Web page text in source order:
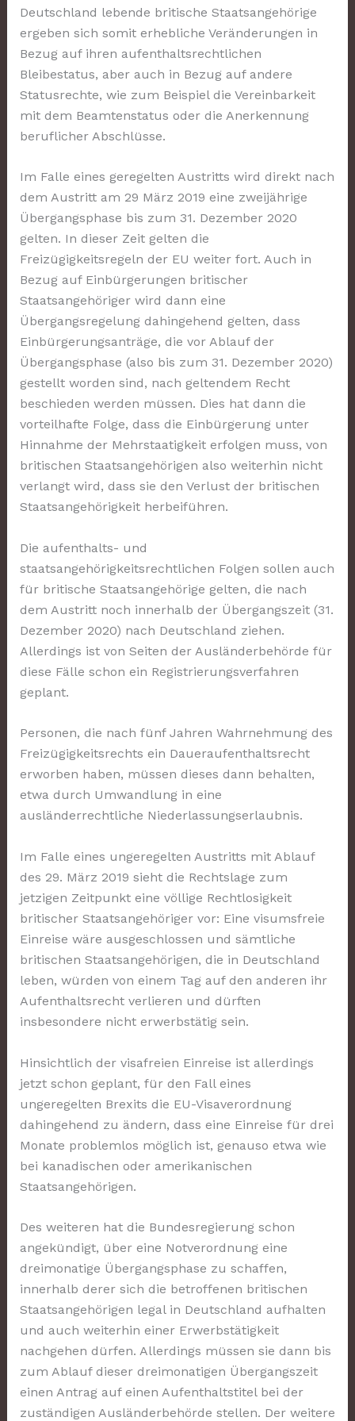
Deutschland lebende britische Staatsangehörige
ergeben sich somit erhebliche Veränderungen in
Bezug auf ihren aufenthaltsrechtlichen
Bleibestatus, aber auch in Bezug auf andere
Statusrechte, wie zum Beispiel die Vereinbarkeit
mit dem Beamtenstatus oder die Anerkennung
beruflicher Abschlüsse.
Im Falle eines geregelten Austritts wird direkt nach
dem Austritt am 29 März 2019 eine zweijährige
Übergangsphase bis zum 31. Dezember 2020
gelten. In dieser Zeit gelten die
Freizügigkeitsregeln der EU weiter fort. Auch in
Bezug auf Einbürgerungen britischer
Staatsangehöriger wird dann eine
Übergangsregelung dahingehend gelten, dass
Einbürgerungsanträge, die vor Ablauf der
Übergangsphase (also bis zum 31. Dezember 2020)
gestellt worden sind, nach geltendem Recht
beschieden werden müssen. Dies hat dann die
vorteilhafte Folge, dass die Einbürgerung unter
Hinnahme der Mehrstaatigkeit erfolgen muss, von
britischen Staatsangehörigen also weiterhin nicht
verlangt wird, dass sie den Verlust der britischen
Staatsangehörigkeit herbeiführen.
Die aufenthalts- und
staatsangehörigkeitsrechtlichen Folgen sollen auch
für britische Staatsangehörige gelten, die nach
dem Austritt noch innerhalb der Übergangszeit (31.
Dezember 2020) nach Deutschland ziehen.
Allerdings ist von Seiten der Ausländerbehörde für
diese Fälle schon ein Registrierungsverfahren
geplant.
Personen, die nach fünf Jahren Wahrnehmung des
Freizügigkeitsrechts ein Daueraufenthaltsrecht
erworben haben, müssen dieses dann behalten,
etwa durch Umwandlung in eine
ausländerrechtliche Niederlassungserlaubnis.
Im Falle eines ungeregelten Austritts mit Ablauf
des 29. März 2019 sieht die Rechtslage zum
jetzigen Zeitpunkt eine völlige Rechtlosigkeit
britischer Staatsangehöriger vor: Eine visumsfreie
Einreise wäre ausgeschlossen und sämtliche
britischen Staatsangehörigen, die in Deutschland
leben, würden von einem Tag auf den anderen ihr
Aufenthaltsrecht verlieren und dürften
insbesondere nicht erwerbstätig sein.
Hinsichtlich der visafreien Einreise ist allerdings
jetzt schon geplant, für den Fall eines
ungeregelten Brexits die EU-Visaverordnung
dahingehend zu ändern, dass eine Einreise für drei
Monate problemlos möglich ist, genauso etwa wie
bei kanadischen oder amerikanischen
Staatsangehörigen.
Des weiteren hat die Bundesregierung schon
angekündigt, über eine Notverordnung eine
dreimonatige Übergangsphase zu schaffen,
innerhalb derer sich die betroffenen britischen
Staatsangehörigen legal in Deutschland aufhalten
und auch weiterhin einer Erwerbstätigkeit
nachgehen dürfen. Allerdings müssen sie dann bis
zum Ablauf dieser dreimonatigen Übergangszeit
einen Antrag auf einen Aufenthaltstitel bei der
zuständigen Ausländerbehörde stellen. Der weitere